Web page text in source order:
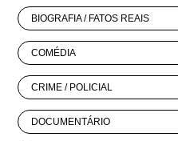
BIOGRAFIA / FATOS REAIS
COMÉDIA
CRIME / POLICIAL
DOCUMENTÁRIO